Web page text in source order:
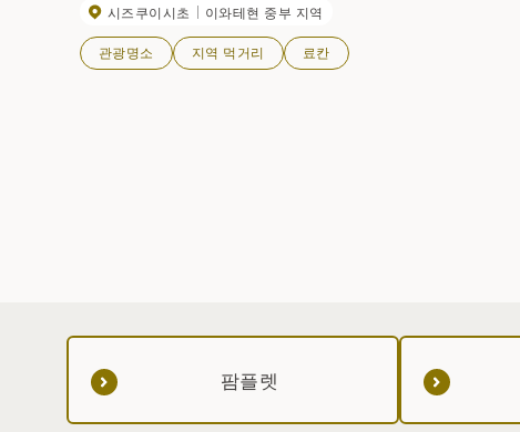
치가 오랫동안 사람들에게 사랑받고 있습니다. 【영업 기간】5월
중순~11월 상순(※동계 휴업 기간 11월 상순~이듬해 5월 중순)
시즈쿠이시초 이와테현 중부 지역
관광명소 지역 먹거리 료칸
팜플렛